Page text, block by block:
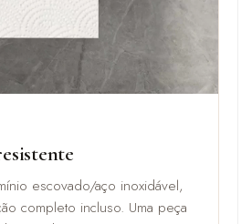
escovado/aço inoxidável,
completo incluso. Uma peça